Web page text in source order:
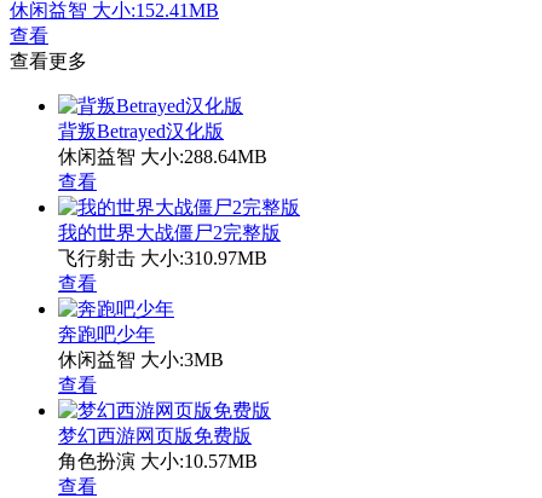
休闲益智 大小:152.41MB
查看
查看更多
背叛Betrayed汉化版
休闲益智 大小:288.64MB
查看
我的世界大战僵尸2完整版
飞行射击 大小:310.97MB
查看
奔跑吧少年
休闲益智 大小:3MB
查看
梦幻西游网页版免费版
角色扮演 大小:10.57MB
查看